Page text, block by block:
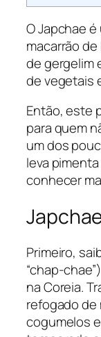
O Japchae
macarrão
de gergelim
de vegetais
Então, este
para quem
um dos
leva
conhecer
Primeiro,
“chap-
na Coreia.
refogado de
cogumelos